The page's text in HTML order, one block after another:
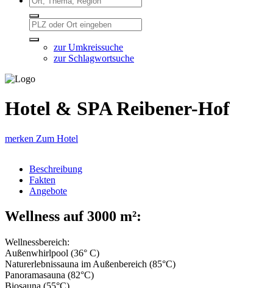
zur Umkreissuche
zur Schlagwortsuche
Hotel & SPA Reibener-Hof
merken Zum Hotel
Beschreibung
Fakten
Angebote
Wellness auf 3000 m²:
Wellnessbereich:
Außenwhirlpool (36° C)
Naturerlebnissauna im Außenbereich (85°C)
Panoramasauna (82°C)